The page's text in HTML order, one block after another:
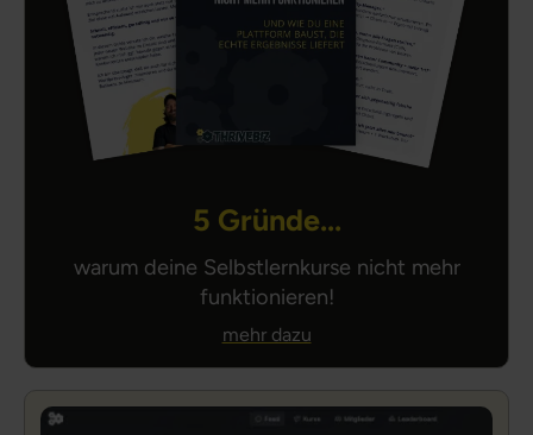
5 Gründe...
warum deine Selbstlernkurse nicht mehr
funktionieren!
mehr dazu